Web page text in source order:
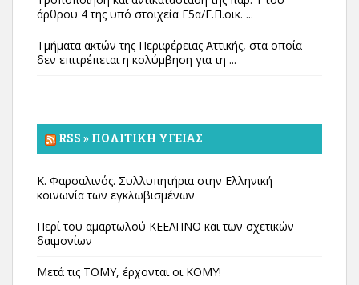
άρθρου 4 της υπό στοιχεία Γ5α/Γ.Π.οικ. ...
Τμήματα ακτών της Περιφέρειας Αττικής, στα οποία
δεν επιτρέπεται η κολύμβηση για τη ...
RSS » ΠΟΛΙΤΙΚΉ ΥΓΕΊΑΣ
Κ. Φαρσαλινός. Συλλυπητήρια στην Ελληνική
κοινωνία των εγκλωβισμένων
Περί του αμαρτωλού ΚΕΕΛΠΝΟ και των σχετικών
δαιμονίων
Μετά τις ΤΟΜΥ, έρχονται οι ΚΟΜΥ!